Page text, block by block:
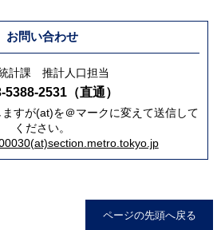
お問い合わせ
計課 推計人口担当
5388-2531（直通）
すが(at)を＠マークに変えて送信して
ください。
ページの先頭へ戻る